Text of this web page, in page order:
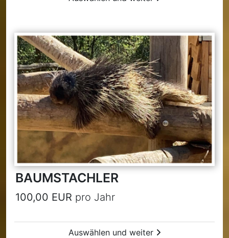
BAUMSTACHLER
100,00 EUR pro Jahr
Auswählen und weiter